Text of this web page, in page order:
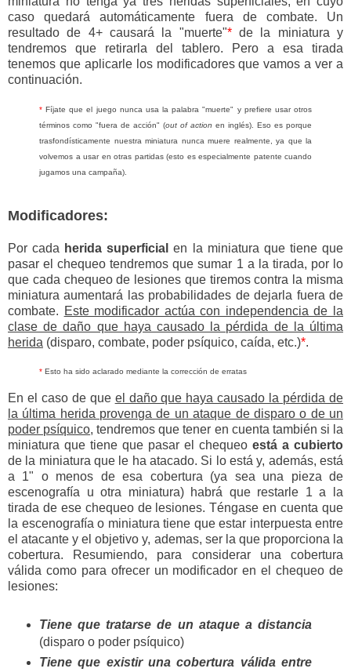
caso quedará automáticamente fuera de combate. Un
resultado de 4+ causará la "muerte"*de la miniatura y
tendremos que retirarla del tablero. Pero a esa tirada
tenemos que aplicarle los modificadores que vamos a ver a
continuación.
*Fíjate que el juego nunca usa la palabra "muerte" y prefiere usar otros
términos como "fuera de acción" (out of action en inglés). Eso es porque
trasfondísticamente nuestra miniatura nunca muere realmente, ya que la
volvemos a usar en otras partidas (esto es especialmente patente cuando
jugamos una campaña).
Modificadores:
Por cada herida superficial en la miniatura que tiene que
pasar el chequeo tendremos que sumar 1 a la tirada, por lo
que cada chequeo de lesiones que tiremos contra la misma
miniatura aumentará las probabilidades de dejarla fuera de
combate. Este modificador actúa con independencia de la
clase de daño que haya causado la pérdida de la última
herida (disparo, combate, poder psíquico, caída, etc.)*.
* Esto ha sido aclarado mediante la corrección de erratas
En el caso de que el daño que haya causado la pérdida de
la última herida provenga de un ataque de disparo o de un
poder psíquico, tendremos que tener en cuenta también si la
miniatura que tiene que pasar el chequeo está a cubierto
de la miniatura que le ha atacado. Si lo está y, además, está
a 1" o menos de esa cobertura (ya sea una pieza de
escenografía u otra miniatura) habrá que restarle 1 a la
tirada de ese chequeo de lesiones. Téngase en cuenta que
la escenografía o miniatura tiene que estar interpuesta entre
el atacante y el objetivo y, ademas, ser la que proporciona la
cobertura. Resumiendo, para considerar una cobertura
válida como para ofrecer un modificador en el chequeo de
lesiones:
Tiene que tratarse de un ataque a distancia
(disparo o poder psíquico)
Tiene que existir una cobertura válida entre